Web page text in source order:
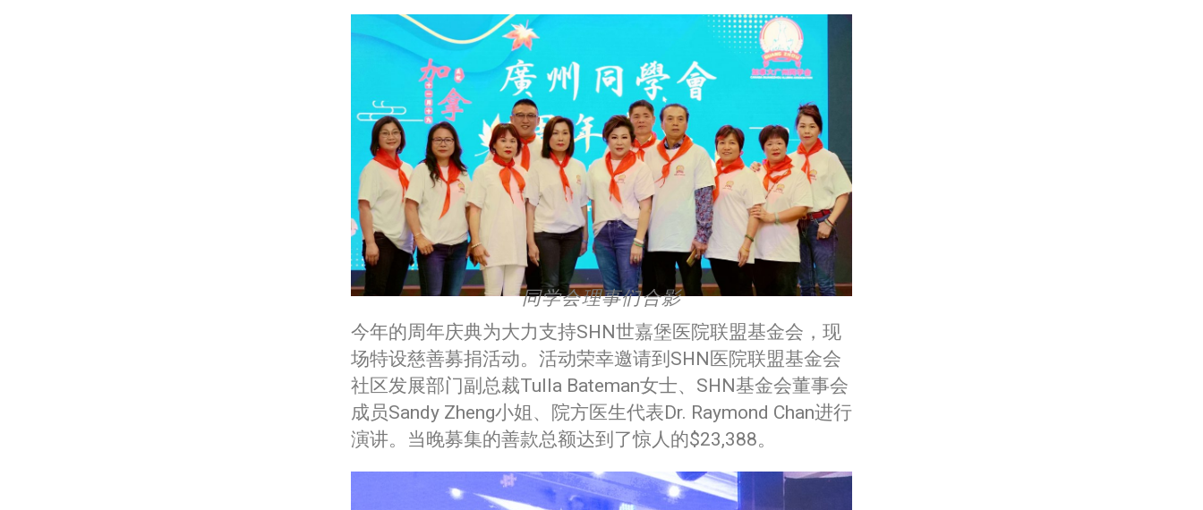
同学会理事们合影
今年的周年庆典为大力支持SHN世嘉堡医院联盟基金会，现
场特设慈善募捐活动。活动荣幸邀请到SHN医院联盟基金会
社区发展部门副总裁Tulla Bateman女士、SHN基金会董事会
成员Sandy Zheng小姐、院方医生代表Dr. Raymond Chan进行
演讲。当晚募集的善款总额达到了惊人的$23,388。